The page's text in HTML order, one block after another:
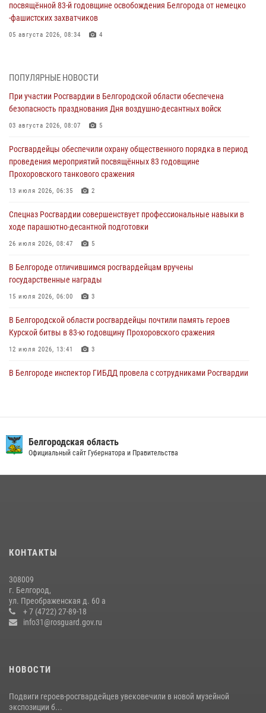
посвящённой 83‑й годовщине освобождения Белгорода от немецко
‑фашистских захватчиков
05 августа 2026, 08:34 4
Росгвардейцы спасли раненого при атаке FPV-дрона ВСУ жителя
белгородского приграничья
За неделю белгородские росгвардейцы пресекли свыше 130
правонарушений
04 августа 2026, 06:03
Сотрудники Росгвардии задержали подозреваемую в краже
товаров из гипермаркета в Белгороде
03 августа 2026, 13:29
«Я расскажу вам о Герое»: история подполковника милиции в
отставке Виктора Хайрулика (видео)
03 августа 2026, 10:37
ПОПУЛЯРНЫЕ НОВОСТИ
При участии Росгвардии в Белгородской области обеспечена
безопасность празднования Дня воздушно-десантных войск
03 августа 2026, 08:07 5
Росгвардейцы обеспечили охрану общественного порядка в период
проведения мероприятий посвящённых 83 годовщине
Прохоровского танкового сражения
13 июля 2026, 06:35 2
Спецназ Росгвардии совершенствует профессиональные навыки в
ходе парашютно-десантной подготовки
26 июля 2026, 08:47 5
В Белгороде отличившимся росгвардейцам вручены
государственные награды
15 июля 2026, 06:00 3
В Белгородской области росгвардейцы почтили память героев
Курской битвы в 83-ю годовщину Прохоровского сражения
12 июля 2026, 13:41 3
В Белгороде инспектор ГИБДД провела с сотрудниками Росгвардии
подготовке спецподразделения в эфире радио «России - Белгород»
22 июля 2026, 14:36
боксу
Росгвардейцы провели урок безопасности для воспитанников
Старооскольского военно-патриотического клуба
10 июля 2026, 06:30
Белгородская область
Официальный сайт Губернатора и Правительства
КОНТАКТЫ
308009
г. Белгород,
ул. Преображенская д. 60 а
+ 7 (4722) 27-89-18
info31@rosguard.gov.ru
НОВОСТИ
Подвиги героев‑росгвардейцев увековечили в новой музейной
экспозиции б...